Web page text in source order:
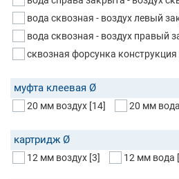
вода сквозная - воздух левый
вода сквозная - воздух правый
сквозная форсунка конструкция
муфта клеевая Ø
20 мм воздух [14] 20 мм вода
картридж Ø
12 мм воздух [3] 12 мм вода